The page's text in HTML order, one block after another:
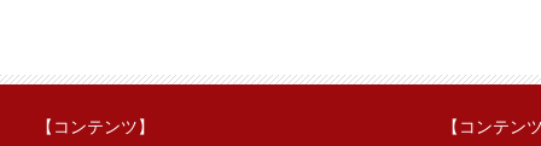
【コンテンツ】
【コンテン